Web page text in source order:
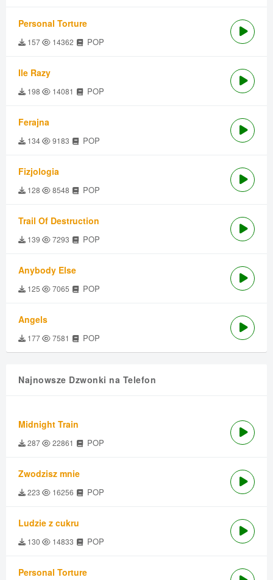
Personal Torture
157 14362 POP
Ile Razy
198 14081 POP
Ferajna
134 9183 POP
Fizjologia
128 8548 POP
Trail Of Destruction
139 7293 POP
Anybody Else
125 7065 POP
Angels
177 7581 POP
Najnowsze Dzwonki na Telefon
Midnight Train
287 22861 POP
Zwodzisz mnie
223 16256 POP
Ludzie z cukru
130 14833 POP
Personal Torture